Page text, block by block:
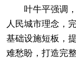
叶牛平强调，
人民城市理念，
基础设施短板，
难愁盼，打造完